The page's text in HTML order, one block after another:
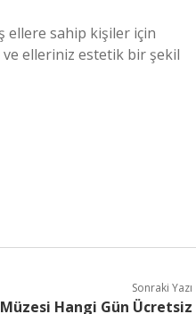
ellere sahip kişiler için
elleriniz estetik bir şekil
Sonraki Yazı
Hangi Gün Ücretsiz